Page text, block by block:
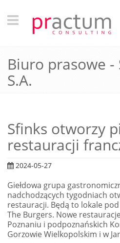
Biuro prasowe -
S.A.
Sfinks otworzy
restauracji
2024-05-27
Giełdowa grupa
nadchodzących tygodniach
restauracji. Będą to lokale pod
The Burgers. Nowe
Poznaniu i podpoznańskich
Gorzowie Wielkopolskim i w